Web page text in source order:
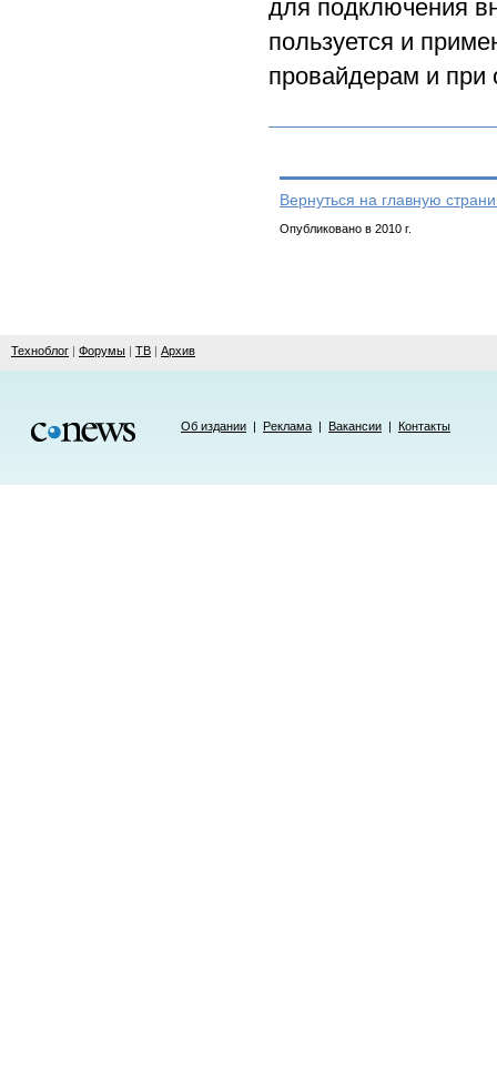
для подключения
пользуется и
провайдерам и при
Вернуться на главную
Опубликовано в 2010 г.
Техноблог | Форумы | ТВ | Архив
Об издании | Реклама | Вакансии | Контакты